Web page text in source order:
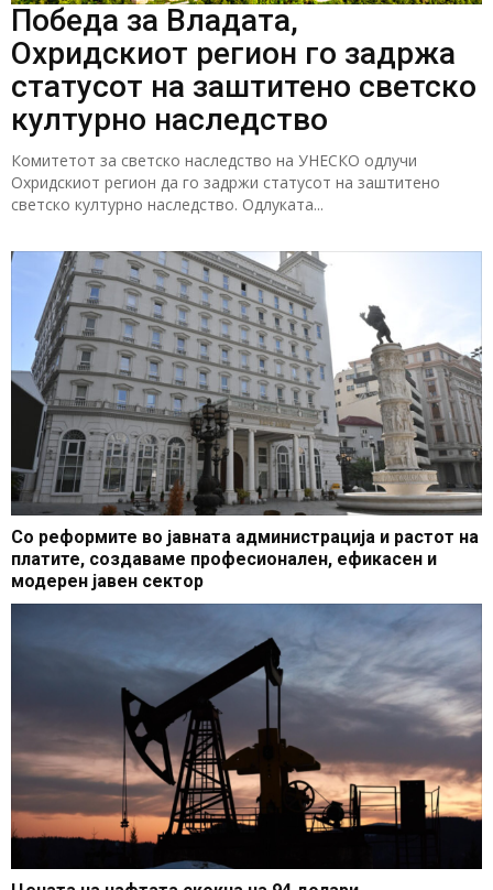
Победа за Владата,
Охридскиот регион го задржа
статусот на заштитено светско
културно наследство
Комитетот за светско наследство на УНЕСКО одлучи
Охридскиот регион да го задржи статусот на заштитено
светско културно наследство. Одлуката...
Со реформите во јавната администрација и растот на
платите, создаваме професионален, ефикасен и
модерен јавен сектор